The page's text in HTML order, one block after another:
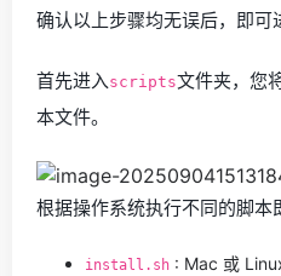
确认以上步骤均无误后，即可
首先进入 scripts文件夹，您
本文件。
根据操作系统执行不同的脚本
install.sh : Mac 或